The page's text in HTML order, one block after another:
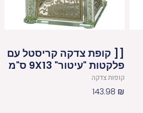
[[ קופת צדקה קריסטל עם
פלקטות "עיטור" 9X13 ס"מ
קופות צדקה
143.98 ₪